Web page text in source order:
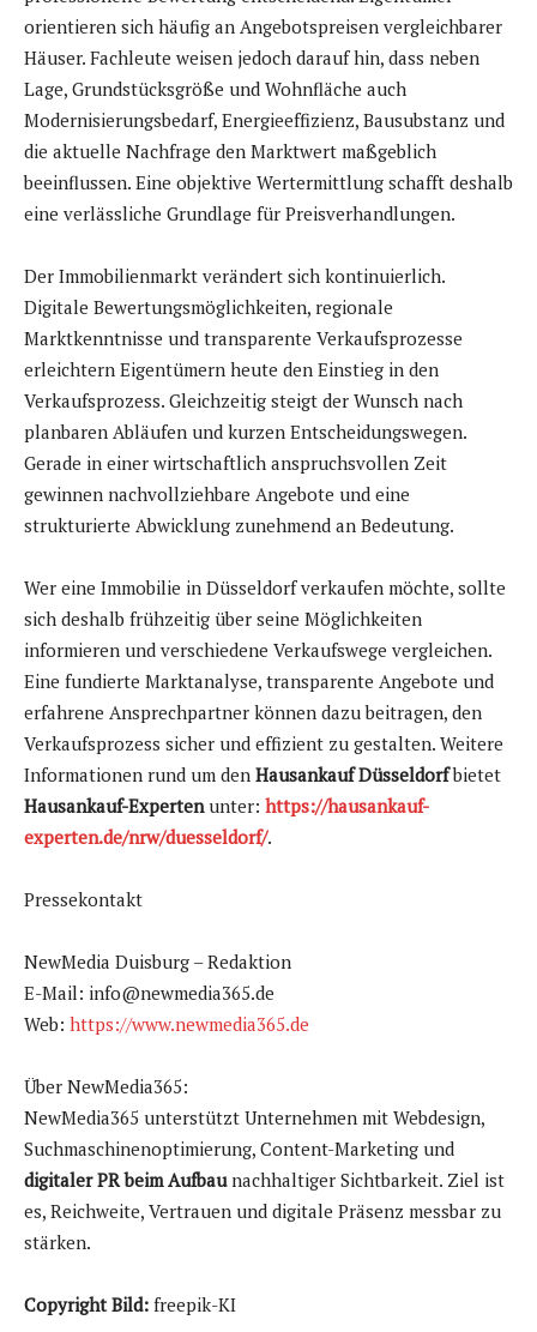
orientieren sich häufig an Angebotspreisen vergleichbarer
Häuser. Fachleute weisen jedoch darauf hin, dass neben
Lage, Grundstücksgröße und Wohnfläche auch
Modernisierungsbedarf, Energieeffizienz, Bausubstanz und
die aktuelle Nachfrage den Marktwert maßgeblich
beeinflussen. Eine objektive Wertermittlung schafft deshalb
eine verlässliche Grundlage für Preisverhandlungen.
Der Immobilienmarkt verändert sich kontinuierlich.
Digitale Bewertungsmöglichkeiten, regionale
Marktkenntnisse und transparente Verkaufsprozesse
erleichtern Eigentümern heute den Einstieg in den
Verkaufsprozess. Gleichzeitig steigt der Wunsch nach
planbaren Abläufen und kurzen Entscheidungswegen.
Gerade in einer wirtschaftlich anspruchsvollen Zeit
gewinnen nachvollziehbare Angebote und eine
strukturierte Abwicklung zunehmend an Bedeutung.
Wer eine Immobilie in Düsseldorf verkaufen möchte, sollte
sich deshalb frühzeitig über seine Möglichkeiten
informieren und verschiedene Verkaufswege vergleichen.
Eine fundierte Marktanalyse, transparente Angebote und
erfahrene Ansprechpartner können dazu beitragen, den
Verkaufsprozess sicher und effizient zu gestalten. Weitere
Informationen rund um den Hausankauf Düsseldorfbietet
Hausankauf-Experten unter: https://hausankauf-
experten.de/nrw/duesseldorf/.
Pressekontakt
NewMedia Duisburg – Redaktion
E-Mail: info@newmedia365.de
Web: https://www.newmedia365.de
Über NewMedia365:
NewMedia365 unterstützt Unternehmen mit Webdesign,
Suchmaschinenoptimierung, Content-Marketing und
digitaler PR beim Aufbaunachhaltiger Sichtbarkeit. Ziel ist
es, Reichweite, Vertrauen und digitale Präsenz messbar zu
stärken.
Copyright Bild: freepik-KI